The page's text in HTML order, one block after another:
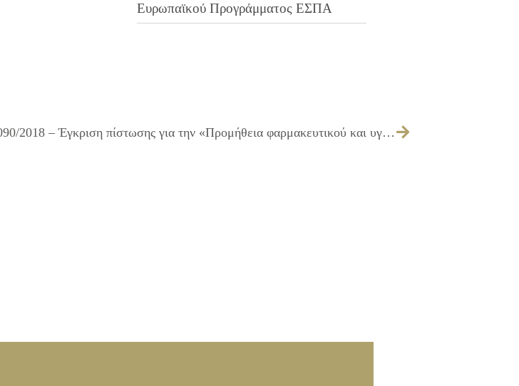
Ευρωπαϊκού Προγράμματος ΕΣΠΑ
090/2018 – Έγκριση πίστωσης για την «Προμήθεια φαρμακευτικού και υγειονομικού υλικού, για τις ανάγκες του Διευρυμένου Κέντρου Κοινότητας Δήμου Ιλίου»